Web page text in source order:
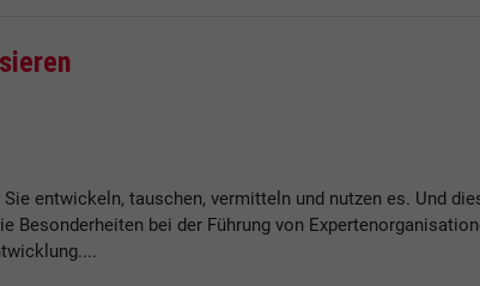
entwickeln, tauschen, vermitteln und nutzen es. Und
Besonderheiten bei der Führung von